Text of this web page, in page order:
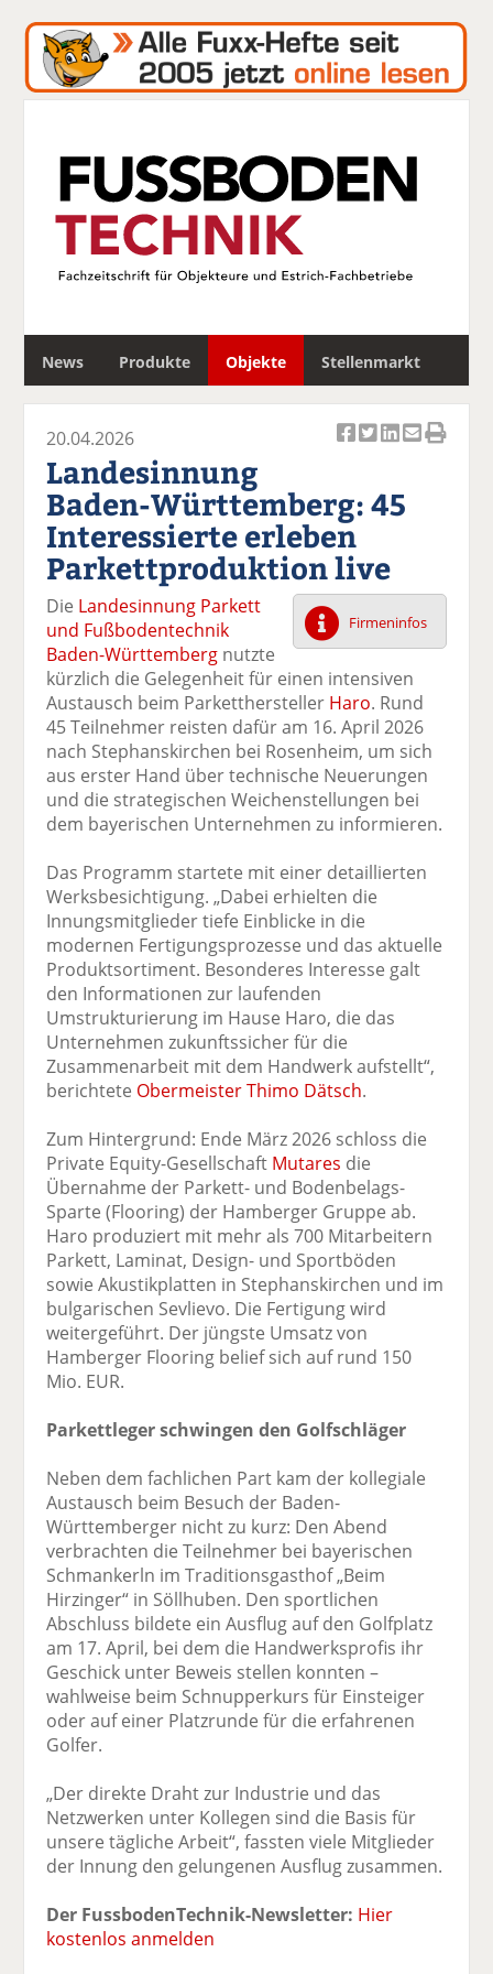
News Produkte Objekte Stellenmarkt
c
k
el
a
uf
F
ac
e
b
o
o
k
te
il
e
k
wi
tt
er
n
k
uf
Li
n
k
e
di
n
te
il
e
n
k
E
m
ai
l
v
er
se
n
d
e
ck
e
n
20.04.2026
Landesinnung
Baden-Württemberg: 45
Interessierte erleben
Parkettproduktion live
Firmeninfos
Die Landesinnung Parkett
und Fußbodentechnik
Baden-Württemberg nutzte
kürzlich die Gelegenheit für einen intensiven
Austausch beim Parketthersteller Haro. Rund
45 Teilnehmer reisten dafür am 16. April 2026
nach Stephanskirchen bei Rosenheim, um sich
aus erster Hand über technische Neuerungen
und die strategischen Weichenstellungen bei
dem bayerischen Unternehmen zu informieren.
Das Programm startete mit einer detaillierten
Werksbesichtigung. „Dabei erhielten die
Innungsmitglieder tiefe Einblicke in die
modernen Fertigungsprozesse und das aktuelle
Produktsortiment. Besonderes Interesse galt
den Informationen zur laufenden
Umstrukturierung im Hause Haro, die das
Unternehmen zukunftssicher für die
Zusammenarbeit mit dem Handwerk aufstellt“,
berichtete Obermeister Thimo Dätsch.
Zum Hintergrund: Ende März 2026 schloss die
Private Equity-Gesellschaft Mutares die
Übernahme der Parkett- und Bodenbelags-
Sparte (Flooring) der Hamberger Gruppe ab.
Haro produziert mit mehr als 700 Mitarbeitern
Parkett, Laminat, Design- und Sportböden
sowie Akustikplatten in Stephanskirchen und im
bulgarischen Sevlievo. Die Fertigung wird
weitergeführt. Der jüngste Umsatz von
Hamberger Flooring belief sich auf rund 150
Mio. EUR.
Parkettleger schwingen den Golfschläger
Neben dem fachlichen Part kam der kollegiale
Austausch beim Besuch der Baden-
Württemberger nicht zu kurz: Den Abend
verbrachten die Teilnehmer bei bayerischen
Schmankerln im Traditionsgasthof „Beim
Hirzinger“ in Söllhuben. Den sportlichen
Abschluss bildete ein Ausflug auf den Golfplatz
am 17. April, bei dem die Handwerksprofis ihr
Geschick unter Beweis stellen konnten –
wahlweise beim Schnupperkurs für Einsteiger
oder auf einer Platzrunde für die erfahrenen
Golfer.
„Der direkte Draht zur Industrie und das
Netzwerken unter Kollegen sind die Basis für
unsere tägliche Arbeit“, fassten viele Mitglieder
der Innung den gelungenen Ausflug zusammen.
Der FussbodenTechnik-Newsletter: Hier
kostenlos anmelden